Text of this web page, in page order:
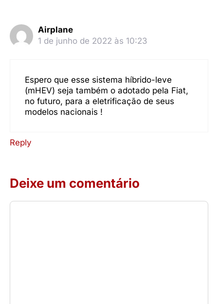
Airplane
1 de junho de 2022 às 10:23
Espero que esse sistema híbrido-leve
(mHEV) seja também o adotado pela Fiat,
no futuro, para a eletrificação de seus
modelos nacionais !
Reply
Deixe um comentário
Comentário